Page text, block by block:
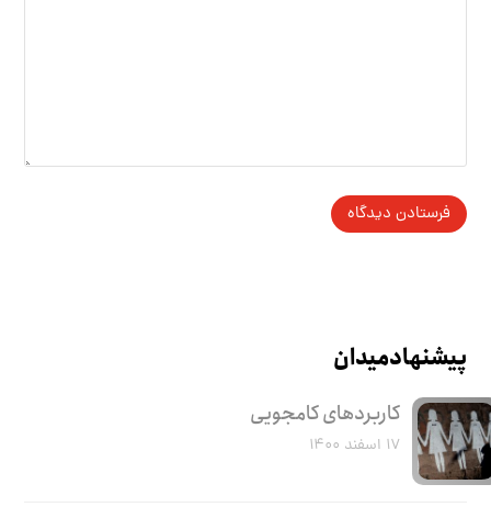
پیشنهاد میدان
کاربرد‌های کامجویی
۱۷ اسفند ۱۴۰۰